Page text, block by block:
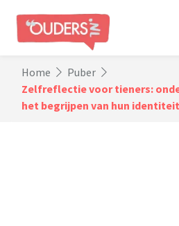
Home
Puber
Zelfreflectie voor tieners:
het begrijpen van hun identiteit